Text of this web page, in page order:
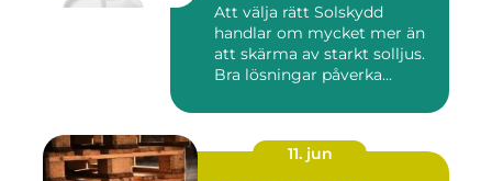
Att välja rätt Solskydd
handlar om mycket mer än
att skärma av starkt solljus.
Bra lösningar påverka...
11. jun